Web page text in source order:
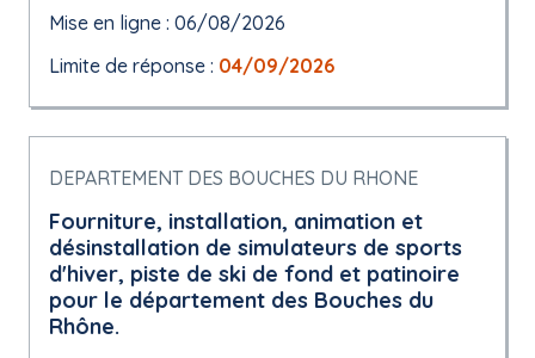
Mise en ligne : 06/08/2026
Limite de réponse : 04/09/2026
DEPARTEMENT DES BOUCHES DU RHONE
Fourniture, installation, animation et
désinstallation de simulateurs de sports
d'hiver, piste de ski de fond et patinoire
pour le département des Bouches du
Rhône.